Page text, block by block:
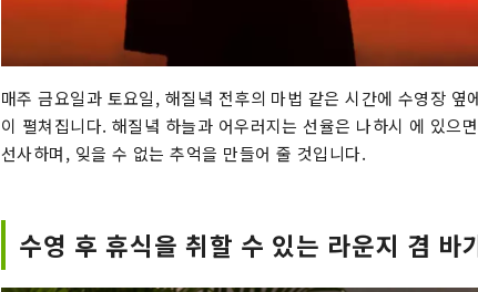
매주 금요일과 토요일, 해질녘 전후의 마법 같은 시간에 수영장 옆
이 펼쳐집니다. 해질녘 하늘과 어우러지는 선율은 나하시 에 있으
선사하며, 잊을 수 없는 추억을 만들어 줄 것입니다.
수영 후 휴식을 취할 수 있는 라운지 겸 바